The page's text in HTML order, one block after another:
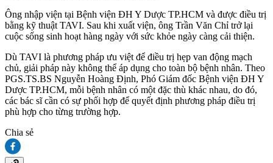
Ông nhập viện tại Bệnh viện ĐH Y Dược TP.HCM và được điều trị
bằng kỹ thuật TAVI. Sau khi xuất viện, ông Trần Văn Chỉ trở lại
cuộc sống sinh hoạt hàng ngày với sức khỏe ngày càng cải thiện.
Dù TAVI là phương pháp ưu việt để điều trị hẹp van động mạch
chủ, giải pháp này không thể áp dụng cho toàn bộ bệnh nhân. Theo
PGS.TS.BS Nguyễn Hoàng Định, Phó Giám đốc Bệnh viện ĐH Y
Dược TP.HCM, mỗi bệnh nhân có một đặc thù khác nhau, do đó,
các bác sĩ cần có sự phối hợp để quyết định phương pháp điều trị
phù hợp cho từng trường hợp.
Chia sẻ